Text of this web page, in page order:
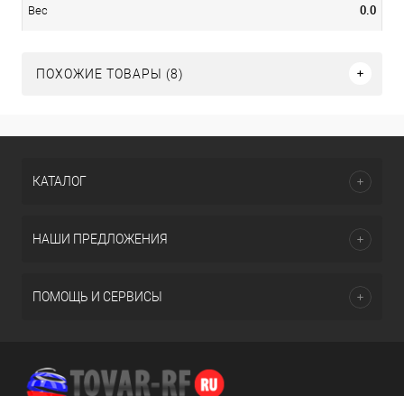
Вес 0.0
ПОХОЖИЕ ТОВАРЫ (8)
КАТАЛОГ
НАШИ ПРЕДЛОЖЕНИЯ
ПОМОЩЬ И СЕРВИСЫ